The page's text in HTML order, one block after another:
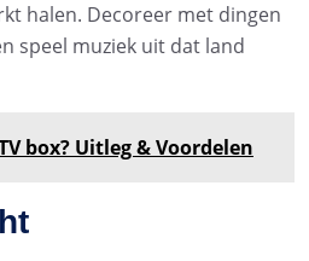
halen. Decoreer met dingen
speel muziek uit dat land
box? Uitleg & Voordelen